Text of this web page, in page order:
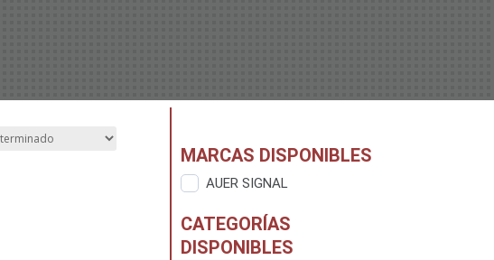
MARCAS DISPONIBLES
AUER SIGNAL
CATEGORÍAS
DISPONIBLES